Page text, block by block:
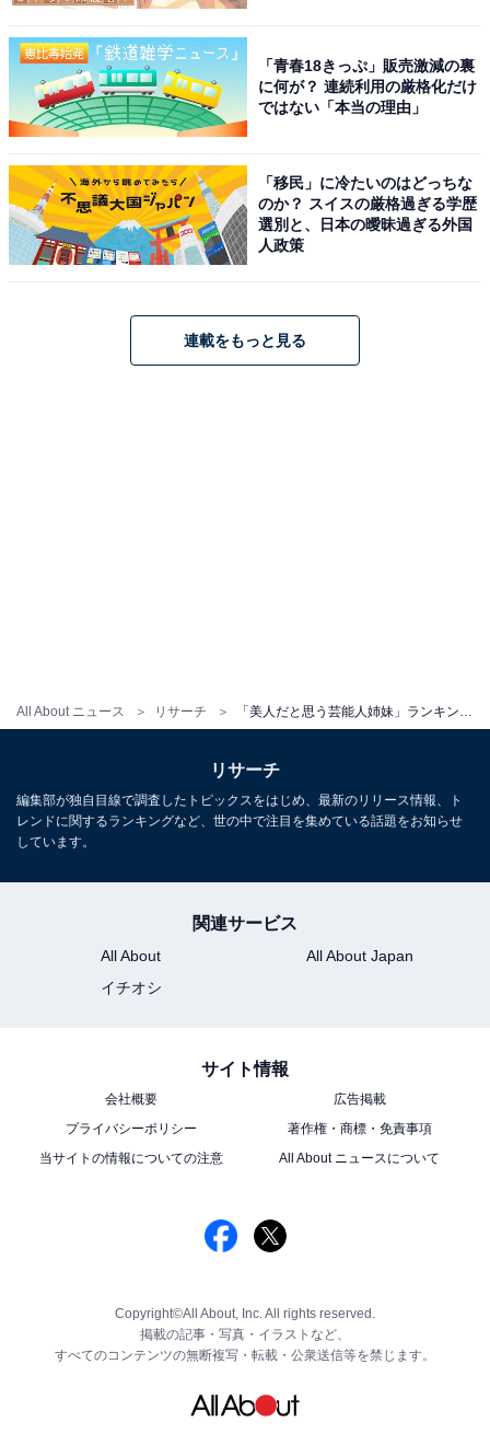
All About ニュース リサーチ
「青春18きっぷ」販売激減の裏
に何が？ 連続利用の厳格化だけ
ではない「本当の理由」
「移民」に冷たいのはどっちな
のか？ スイスの厳格過ぎる学歴
選別と、日本の曖昧過ぎる外国
人政策
連載をもっと見る
リサーチ
編集部が独自目線で調査したトピックスをはじめ、最新のリリース情報、ト
レンドに関するランキングなど、世の中で注目を集めている話題をお知らせ
しています。
関連サービス
All About
All About Japan
イチオシ
サイト情報
会社概要
広告掲載
プライバシーポリシー
著作権・商標・免責事項
当サイトの情報についての注意
All About ニュースについて
Copyright©All About, Inc. All rights reserved.
掲載の記事・写真・イラストなど、
すべてのコンテンツの無断複写・転載・公衆送信等を禁じます。